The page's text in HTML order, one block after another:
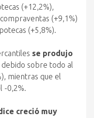
(+12,2%),
(+9,1%)
(+5,8%).
se produjo
debido sobre todo al
mientras que el
-0,2%.
creció muy